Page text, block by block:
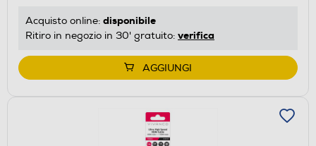
Acquisto online: disponibile
Ritiro in negozio in 30' gratuito: verifica
AGGIUNGI